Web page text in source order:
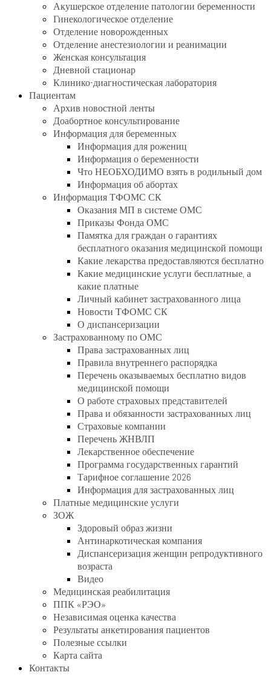
Акушерское отделение патологии беременности
Гинекологическое отделение
Отделение новорожденных
Отделение анестезиологии и реанимации
Женская консультация
Дневной стационар
Клинико-диагностическая лаборатория
Пациентам
Архив новостной ленты
Доабортное консультирование
Информация для беременных
Информация для рожениц
Информация о беременности
Что НЕОБХОДИМО взять в родильный дом
Информация об абортах
Информация ТФОМС СК
Оказания МП в системе ОМС
Приказы Фонда ОМС
Памятка для граждан о гарантиях
бесплатного оказания медицинской помощи
Какие лекарства предоставляются бесплатно
Какие медицинские услуги бесплатные, а
какие платные
Личный кабинет застрахованного лица
Новости ТФОМС СК
О диспансеризации
Застрахованному по ОМС
Права застрахованных лиц
Правила внутреннего распорядка
Перечень оказываемых бесплатно видов
медицинской помощи
О работе страховых представителей
Права и обязанности застрахованных лиц
Страховые компании
Перечень ЖНВЛП
Лекарственное обеспечение
Программа государственных гарантий
Тарифное соглашение 2026
Информация для застрахованных лиц
Платные медицинские услуги
ЗОЖ
Здоровый образ жизни
Антинаркотическая компания
Диспансеризация женщин репродуктивного
возраста
Видео
Медицинская реабилитация
ППК «РЭО»
Независимая оценка качества
Результаты анкетирования пациентов
Полезные ссылки
Карта сайта
Контакты